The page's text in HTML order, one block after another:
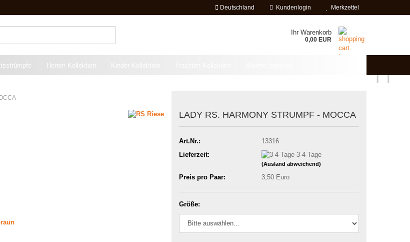
Deutschland Kundenlogin Merkzettel
Ihr Warenkorb
0,00 EUR
Herren Kollektion
LADY RS. HARMONY STRUMPF - MOCCA
Art.Nr.:
13316
Lieferzeit:
3-4 Tage
(Ausland abweichend)
Preis pro Paar: 3,50 Euro
Größe: